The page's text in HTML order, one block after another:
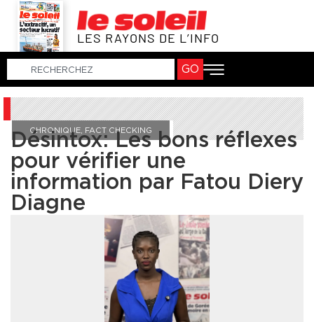
LES RAYONS DE L’INFO
GO
CHRONIQUE, FACT CHECKING
Désintox: Les bons réflexes
pour vérifier une
information par Fatou Diery
Diagne